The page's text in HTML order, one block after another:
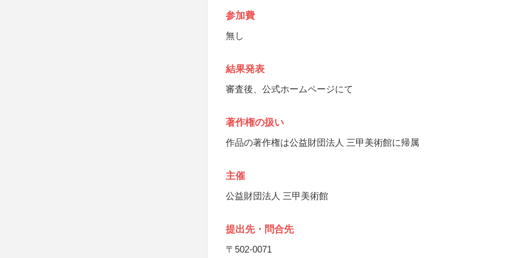
参加費
無し
結果発表
審査後、公式ホームページにて
著作権の扱い
作品の著作権は公益財団法人 三甲美術館に帰属
主催
公益財団法人 三甲美術館
提出先・問合先
〒502-0071